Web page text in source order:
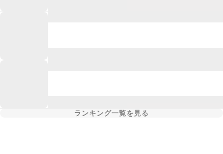
ランキング一覧を見る